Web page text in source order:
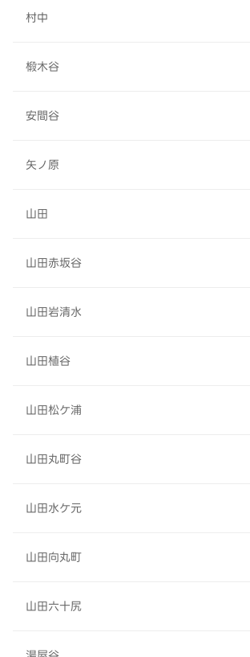
村中
椴木谷
安間谷
矢ノ原
山田
山田赤坂谷
山田岩清水
山田植谷
山田松ケ浦
山田丸町谷
山田水ケ元
山田向丸町
山田六十尻